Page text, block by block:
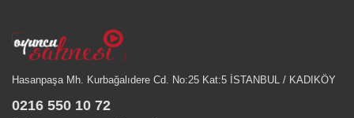
Hasanpaşa Mh. Kurbağalıdere Cd. No:25 Kat:5 İSTANBUL / KADIKÖY
0216 550 10 72